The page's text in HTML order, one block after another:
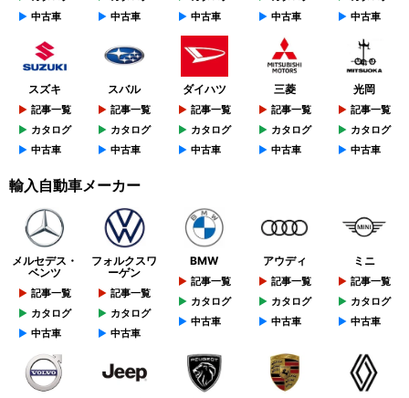
中古車
中古車
中古車
中古車
中古車
スズキ
記事一覧
カタログ
中古車
スバル
記事一覧
カタログ
中古車
ダイハツ
記事一覧
カタログ
中古車
三菱
記事一覧
カタログ
中古車
光岡
記事一覧
カタログ
中古車
輸入自動車メーカー
メルセデス・
ベンツ
記事一覧
カタログ
中古車
フォルクスワ
ーゲン
記事一覧
カタログ
中古車
BMW
記事一覧
カタログ
中古車
アウディ
記事一覧
カタログ
中古車
ミニ
記事一覧
カタログ
中古車